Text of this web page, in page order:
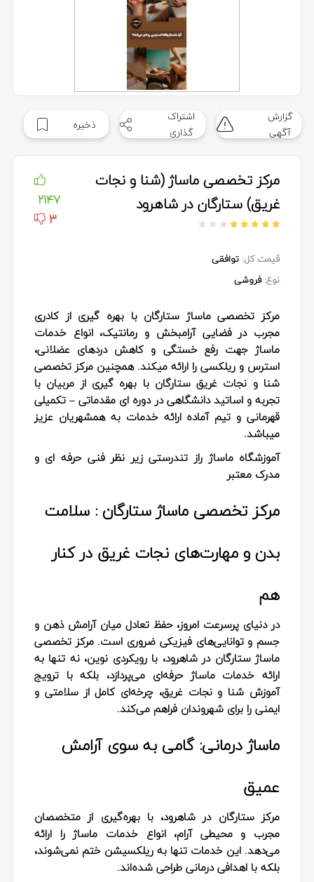
گزارش
آگهی
اشتراک
گذاری
ذخیره
مرکز تخصصی ماساژ (شنا و نجات
غریق) ستارگان در شاهرود
2147
3
قیمت کل: توافقی
نوع:فروشی
مرکز تخصصی ماساژ ستارگان با بهره گیری از کادری
مجرب در فضایی آرامبخش و رمانتیک، انواع خدمات
ماساژ جهت رفع خستگی و کاهش دردهای عضلانی،
استرس و ریلکسی را ارائه میکند. همچنین مرکز تخصصی
شنا و نجات غریق ستارگان با بهره گیری از مربیان با
تجربه و اساتید دانشگاهی در دوره ای مقدماتی – تکمیلی
قهرمانی و تیم آماده ارائه خدمات به همشهریان عزیز
میباشد.
آموزشگاه ماساژ راز تندرستی زیر نظر فنی حرفه ای و
مدرک معتبر
مرکز تخصصی ماساژ ستارگان : سلامت
بدن و مهارت‌های نجات غریق در کنار
هم
در دنیای پرسرعت امروز، حفظ تعادل میان آرامش ذهن و
جسم و توانایی‌های فیزیکی ضروری است. مرکز تخصصی
ماساژ ستارگان در شاهرود، با رویکردی نوین، نه تنها به
ارائه خدمات ماساژ حرفه‌ای می‌پردازد، بلکه با ترویج
آموزش شنا و نجات غریق، چرخه‌ای کامل از سلامتی و
ایمنی را برای شهروندان فراهم می‌کند.
ماساژ درمانی: گامی به سوی آرامش
عمیق
مرکز ستارگان در شاهرود، با بهره‌گیری از متخصصان
مجرب و محیطی آرام، انواع خدمات ماساژ را ارائه
می‌دهد. این خدمات تنها به ریلکسیشن ختم نمی‌شوند،
بلکه با اهدافی درمانی طراحی شده‌اند.